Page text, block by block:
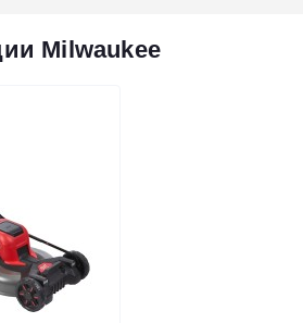
Milwaukee